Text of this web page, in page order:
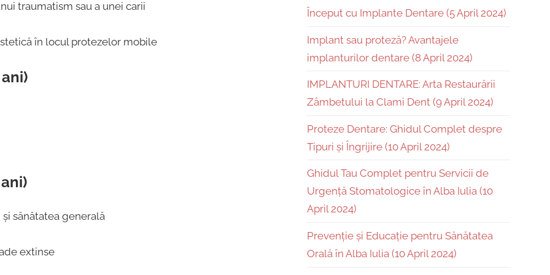
traumatism sau a unei carii
în locul protezelor mobile
sănătatea generală
extinse
Început cu Implante Dentare (5 April 2024)
Implant sau proteză? Avantajele
implanturilor dentare (8 April 2024)
IMPLANTURI DENTARE: Arta Restaurării
Zâmbetului la Clami Dent (9 April 2024)
Proteze Dentare: Ghidul Complet despre
Tipuri și Îngrijire (10 April 2024)
Ghidul Tau Complet pentru Servicii de
Urgență Stomatologice în Alba Iulia (10
April 2024)
Prevenție și Educație pentru Sănătatea
Orală în Alba Iulia (10 April 2024)